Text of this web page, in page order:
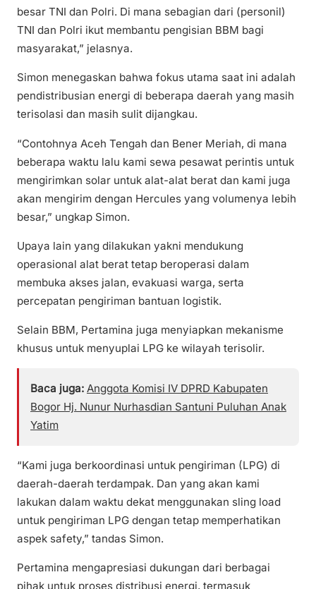
besar TNI dan Polri. Di mana sebagian dari (personil)
TNI dan Polri ikut membantu pengisian BBM bagi
masyarakat,” jelasnya.
Simon menegaskan bahwa fokus utama saat ini adalah
pendistribusian energi di beberapa daerah yang masih
terisolasi dan masih sulit dijangkau.
“Contohnya Aceh Tengah dan Bener Meriah, di mana
beberapa waktu lalu kami sewa pesawat perintis untuk
mengirimkan solar untuk alat-alat berat dan kami juga
akan mengirim dengan Hercules yang volumenya lebih
besar,” ungkap Simon.
Upaya lain yang dilakukan yakni mendukung
operasional alat berat tetap beroperasi dalam
membuka akses jalan, evakuasi warga, serta
percepatan pengiriman bantuan logistik.
Selain BBM, Pertamina juga menyiapkan mekanisme
khusus untuk menyuplai LPG ke wilayah terisolir.
Baca juga: Anggota Komisi IV DPRD Kabupaten
Bogor Hj. Nunur Nurhasdian Santuni Puluhan Anak
Yatim
“Kami juga berkoordinasi untuk pengiriman (LPG) di
daerah-daerah terdampak. Dan yang akan kami
lakukan dalam waktu dekat menggunakan sling load
untuk pengiriman LPG dengan tetap memperhatikan
aspek safety,” tandas Simon.
Pertamina mengapresiasi dukungan dari berbagai
pihak untuk proses distribusi energi, termasuk